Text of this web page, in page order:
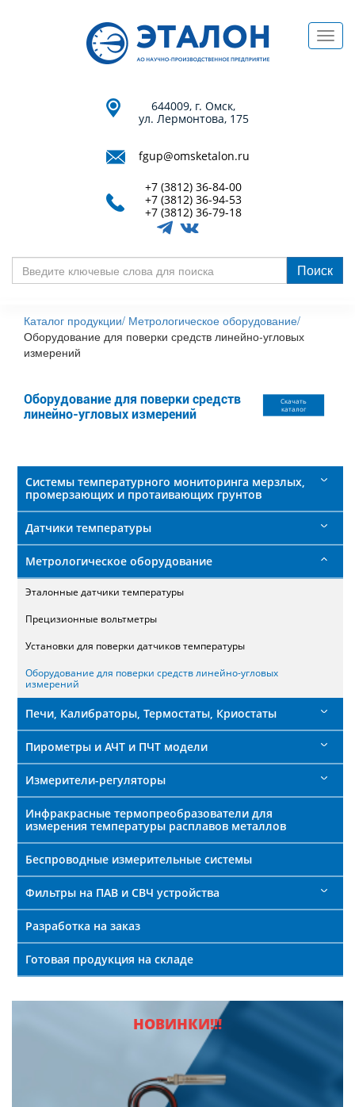
644009, г. Омск,
ул. Лермонтова, 175
fgup@omsketalon.ru
+7 (3812) 36-84-00
+7 (3812) 36-94-53
+7 (3812) 36-79-18
слова
для
поиска
Поиск
Каталог продукции/ Метрологическое оборудование/
Оборудование для поверки средств линейно-угловых
измерений
Оборудование для поверки средств
линейно-угловых измерений
Скачать
каталог
Системы температурного мониторинга мерзлых,
промерзающих и протаивающих грунтов
Датчики температуры
Метрологическое оборудование
Эталонные датчики температуры
Прецизионные вольтметры
Установки для поверки датчиков температуры
Оборудование для поверки средств линейно-угловых
измерений
Печи, Калибраторы, Термостаты, Криостаты
Пирометры и АЧТ и ПЧТ модели
Измерители-регуляторы
Инфракрасные термопреобразователи для
измерения температуры расплавов металлов
Беспроводные измерительные системы
Фильтры на ПАВ и СВЧ устройства
Разработка на заказ
Готовая продукция на складе
НОВИНКИ!!!